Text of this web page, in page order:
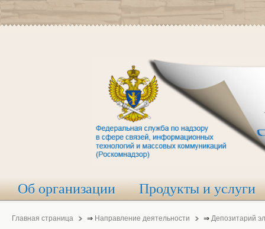
Об организации Продукты и услуги
Главная страница ⇒ Направление деятельности ⇒ Депозитарий